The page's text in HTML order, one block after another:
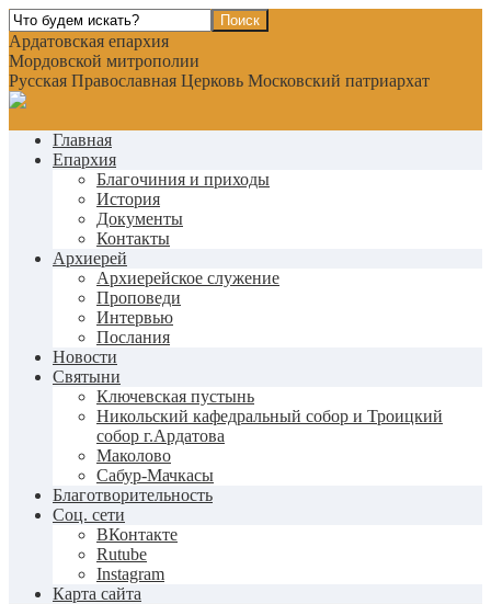
Ардатовская епархия
Мордовской митрополии
Русская Православная Церковь Московский патриархат
Главная
Епархия
Благочиния и приходы
История
Документы
Контакты
Архиерей
Архиерейское служение
Проповеди
Интервью
Послания
Новости
Святыни
Ключевская пустынь
Никольский кафедральный собор и Троицкий
собор г.Ардатова
Маколово
Сабур-Мачкасы
Благотворительность
Соц. сети
ВКонтакте
Rutube
Instagram
Карта сайта